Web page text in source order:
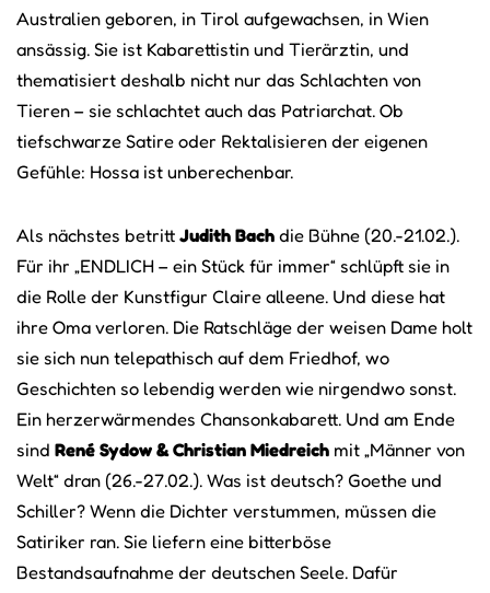
Australien geboren, in Tirol aufgewachsen, in Wien
ansässig. Sie ist Kabarettistin und Tierärztin, und
thematisiert deshalb nicht nur das Schlachten von
Tieren – sie schlachtet auch das Patriarchat. Ob
tiefschwarze Satire oder Rektalisieren der eigenen
Gefühle: Hossa ist unberechenbar.
Als nächstes betritt Judith Bach die Bühne (20.-21.02.).
Für ihr „ENDLICH – ein Stück für immer“ schlüpft sie in
die Rolle der Kunstfigur Claire alleene. Und diese hat
ihre Oma verloren. Die Ratschläge der weisen Dame holt
sie sich nun telepathisch auf dem Friedhof, wo
Geschichten so lebendig werden wie nirgendwo sonst.
Ein herzerwärmendes Chansonkabarett. Und am Ende
sind René Sydow & Christian Miedreich mit „Männer von
Welt“ dran (26.-27.02.). Was ist deutsch? Goethe und
Schiller? Wenn die Dichter verstummen, müssen die
Satiriker ran. Sie liefern eine bitterböse
Bestandsaufnahme der deutschen Seele. Dafür